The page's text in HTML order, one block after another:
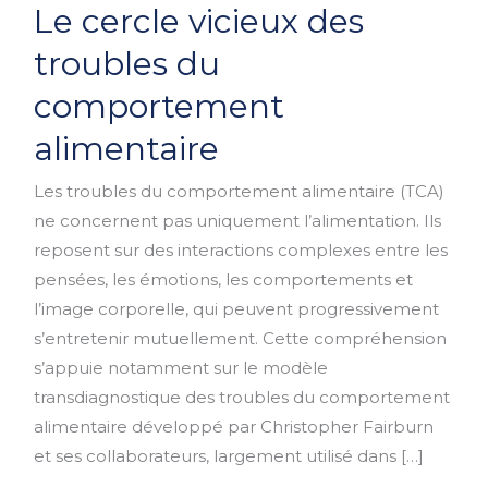
Le cercle vicieux des
troubles du
comportement
alimentaire
Les troubles du comportement alimentaire (TCA)
ne concernent pas uniquement l’alimentation. Ils
reposent sur des interactions complexes entre les
pensées, les émotions, les comportements et
l’image corporelle, qui peuvent progressivement
s’entretenir mutuellement. Cette compréhension
s’appuie notamment sur le modèle
transdiagnostique des troubles du comportement
alimentaire développé par Christopher Fairburn
et ses collaborateurs, largement utilisé dans […]
cercle
vicieux
des
troubles
comportement
alimentaire